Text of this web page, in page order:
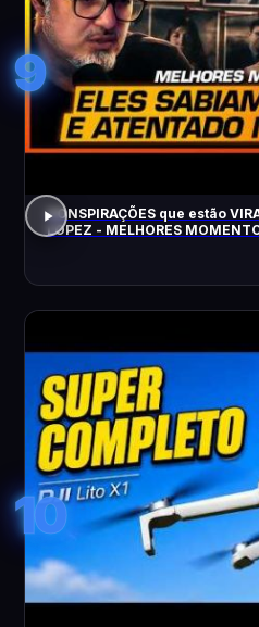
9
CONSPIRAÇÕES que estão
LOPEZ - MELHORES
10